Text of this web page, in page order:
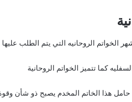
الخواتم الروحانيه التي يتم الطلب
كما تتميز الخواتم الروحانية
حامل هذا الخاتم المخدم يصبح ذو شأن